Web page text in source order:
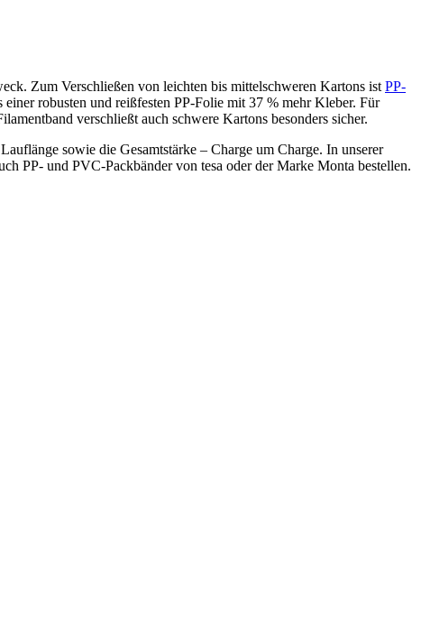
Zum Verschließen von leichten bis mittelschweren Kartons ist PP-
einer robusten und reißfesten PP-Folie mit 37 % mehr Kleber. Für
verschließt auch schwere Kartons besonders sicher.
sowie die Gesamtstärke – Charge um Charge. In unserer
PP- und PVC-Packbänder von tesa oder der Marke Monta bestellen.